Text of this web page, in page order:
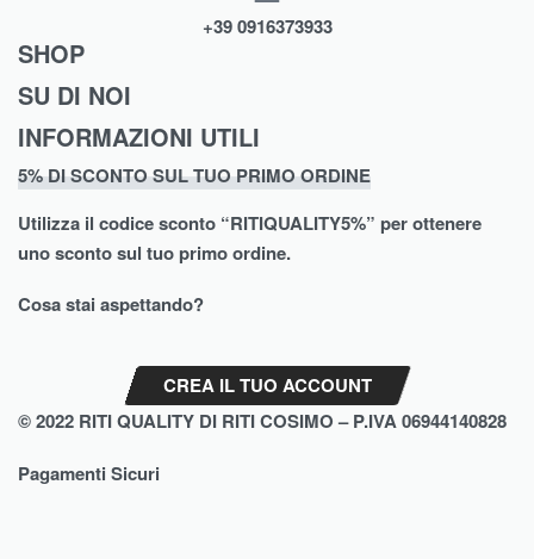
+39 0916373933
SHOP
Abbigliamento
Intimo
Scarpe
Moda Mare
SU DI NOI
Chi Siamo
Shop
Contatti
INFORMAZIONI UTILI
Termini e Condizioni
Spedizioni
Cookie Policy (UE)
Privacy Policy
Assistenza
5% DI SCONTO SUL TUO PRIMO ORDINE
Utilizza il codice sconto “RITIQUALITY5%” per ottenere
uno sconto sul tuo primo ordine.
Cosa stai aspettando?
CREA IL TUO ACCOUNT
© 2022 RITI QUALITY DI RITI COSIMO – P.IVA 06944140828
Pagamenti Sicuri